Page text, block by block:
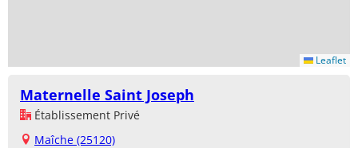
Leaflet
Maternelle Saint Joseph
Établissement Privé
Maîche (25120)